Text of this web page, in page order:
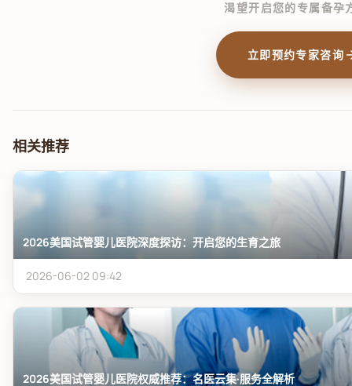
渴望开启您的专属备孕
立即预约专家咨询
相关推荐
2026美国试管婴儿医院深度探访：开启您的生育之旅
2026-06-02 09:42
2026美国试管婴儿医院权威推荐：名医云集·服务全解析